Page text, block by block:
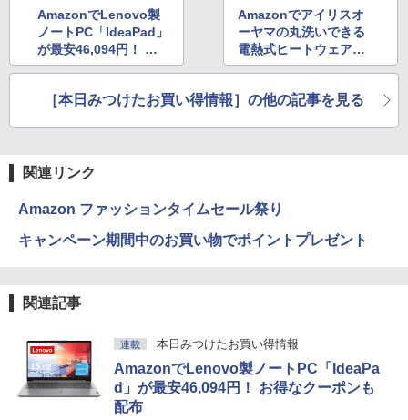
￥31,980
New Amazon Kindle Scribe Colorsoft |
11インチカラーディスプレイ、64GBスト
レージ、ノート機能搭載、明るさ自動調
整、色調調節ライト、プレミアムペン付
AmazonでLenovo製
ノートPC「IdeaPad」
が最安46,094円！ お
得なクーポンも配布
Amazonでアイリスオ
ーヤマの丸洗いできる
電熱式ヒートウェアが
最大66％OFF！
［本日みつけたお買い得情報］の他の記事を見る
関連リンク
Amazon ファッションタイムセール祭り
キャンペーン期間中のお買い物でポイントプレゼント
関連記事
連載 本日みつけたお買い得情報
AmazonでLenovo製ノートPC「IdeaPa
d」が最安46,094円！ お得なクーポンも
配布